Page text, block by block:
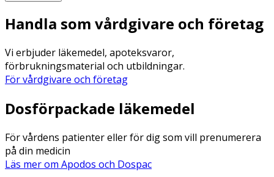
Handla som vårdgivare och företag
Vi erbjuder läkemedel, apoteksvaror,
förbrukningsmaterial och utbildningar.
För vårdgivare och företag
Dosförpackade läkemedel
För vårdens patienter eller för dig som vill prenumerera
på din medicin
Läs mer om Apodos och Dospac